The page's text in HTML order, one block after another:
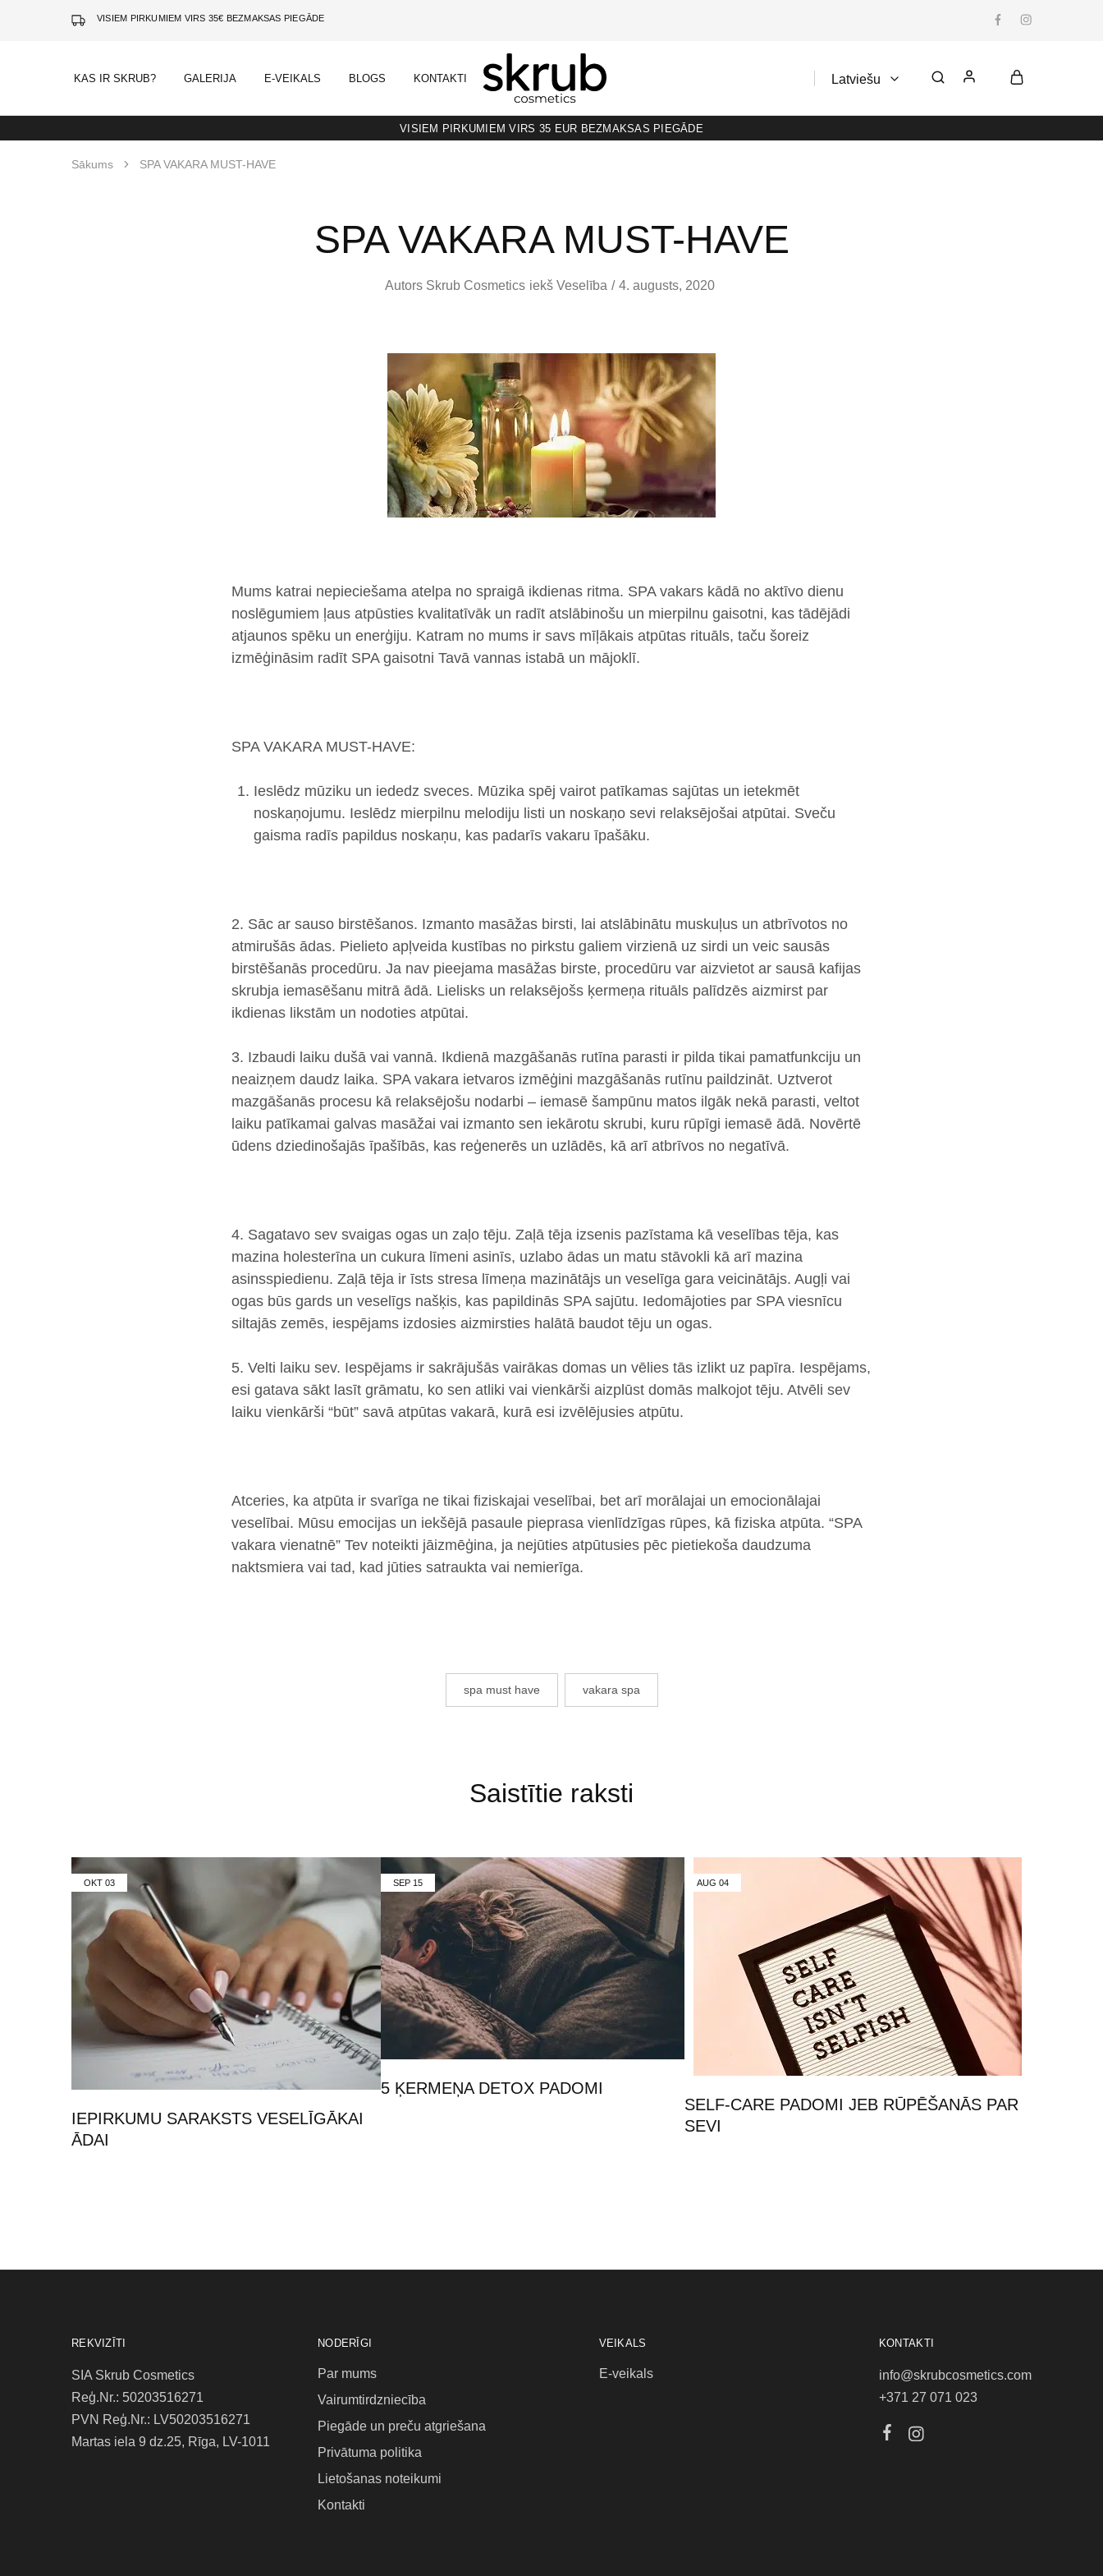
VISIEM PIRKUMIEM VIRS 35€ BEZMAKSAS PIEGĀDE
KAS IR SKRUB? GALERIJA E-VEIKALS BLOGS KONTAKTI SKRUB
KAFIJAS
SKRUBIS
LATVIJĀ
Latviešu
VISIEM PIRKUMIEM VIRS 35 EUR BEZMAKSAS PIEGĀDE
Sākums SPA VAKARA MUST-HAVE
SPA VAKARA MUST-HAVE
Autors Skrub Cosmetics iekš Veselība 4. augusts, 2020
Mums katrai nepieciešama atelpa no spraigā ikdienas ritma. SPA vakars kādā no aktīvo dienu
noslēgumiem ļaus atpūsties kvalitatīvāk un radīt atslābinošu un mierpilnu gaisotni, kas tādējādi
atjaunos spēku un enerģiju. Katram no mums ir savs mīļākais atpūtas rituāls, taču šoreiz
izmēģināsim radīt SPA gaisotni Tavā vannas istabā un mājoklī.
SPA VAKARA MUST-HAVE:
Ieslēdz mūziku un iededz sveces. Mūzika spēj vairot patīkamas sajūtas un ietekmēt
noskaņojumu. Ieslēdz mierpilnu melodiju listi un noskaņo sevi relaksējošai atpūtai. Sveču
gaisma radīs papildus noskaņu, kas padarīs vakaru īpašāku.
2. Sāc ar sauso birstēšanos. Izmanto masāžas birsti, lai atslābinātu muskuļus un atbrīvotos no
atmirušās ādas. Pielieto apļveida kustības no pirkstu galiem virzienā uz sirdi un veic sausās
birstēšanās procedūru. Ja nav pieejama masāžas birste, procedūru var aizvietot ar sausā kafijas
skrubja iemasēšanu mitrā ādā. Lielisks un relaksējošs ķermeņa rituāls palīdzēs aizmirst par
ikdienas likstām un nodoties atpūtai.
3. Izbaudi laiku dušā vai vannā. Ikdienā mazgāšanās rutīna parasti ir pilda tikai pamatfunkciju un
neaizņem daudz laika. SPA vakara ietvaros izmēģini mazgāšanās rutīnu paildzināt. Uztverot
mazgāšanās procesu kā relaksējošu nodarbi – iemasē šampūnu matos ilgāk nekā parasti, veltot
laiku patīkamai galvas masāžai vai izmanto sen iekārotu skrubi, kuru rūpīgi iemasē ādā. Novērtē
ūdens dziedinošajās īpašībās, kas reģenerēs un uzlādēs, kā arī atbrīvos no negatīvā.
4. Sagatavo sev svaigas ogas un zaļo tēju. Zaļā tēja izsenis pazīstama kā veselības tēja, kas
mazina holesterīna un cukura līmeni asinīs, uzlabo ādas un matu stāvokli kā arī mazina
asinsspiedienu. Zaļā tēja ir īsts stresa līmeņa mazinātājs un veselīga gara veicinātājs. Augļi vai
ogas būs gards un veselīgs našķis, kas papildinās SPA sajūtu. Iedomājoties par SPA viesnīcu
siltajās zemēs, iespējams izdosies aizmirsties halātā baudot tēju un ogas.
5. Velti laiku sev. Iespējams ir sakrājušās vairākas domas un vēlies tās izlikt uz papīra. Iespējams,
esi gatava sākt lasīt grāmatu, ko sen atliki vai vienkārši aizplūst domās malkojot tēju. Atvēli sev
laiku vienkārši “būt” savā atpūtas vakarā, kurā esi izvēlējusies atpūtu.
Atceries, ka atpūta ir svarīga ne tikai fiziskajai veselībai, bet arī morālajai un emocionālajai
veselībai. Mūsu emocijas un iekšējā pasaule pieprasa vienlīdzīgas rūpes, kā fiziska atpūta. “SPA
vakara vienatnē” Tev noteikti jāizmēģina, ja nejūties atpūtusies pēc pietiekoša daudzuma
naktsmiera vai tad, kad jūties satraukta vai nemierīga.
spa must have vakara spa
Saistītie raksti
OKT 03
IEPIRKUMU SARAKSTS VESELĪGĀKAI
ĀDAI
SEP 15
5 ĶERMEŅA DETOX PADOMI
AUG 04
SELF-CARE PADOMI JEB RŪPĒŠANĀS PAR
SEVI
REKVIZĪTI
SIA Skrub Cosmetics
Reģ.Nr.: 50203516271
PVN Reģ.Nr.: LV50203516271
Martas iela 9 dz.25, Rīga, LV-1011
NODERĪGI
Par mums
Vairumtirdzniecība
Piegāde un preču atgriešana
Privātuma politika
Lietošanas noteikumi
Kontakti
VEIKALS
E-veikals
KONTAKTI
info@skrubcosmetics.com
+371 27 071 023